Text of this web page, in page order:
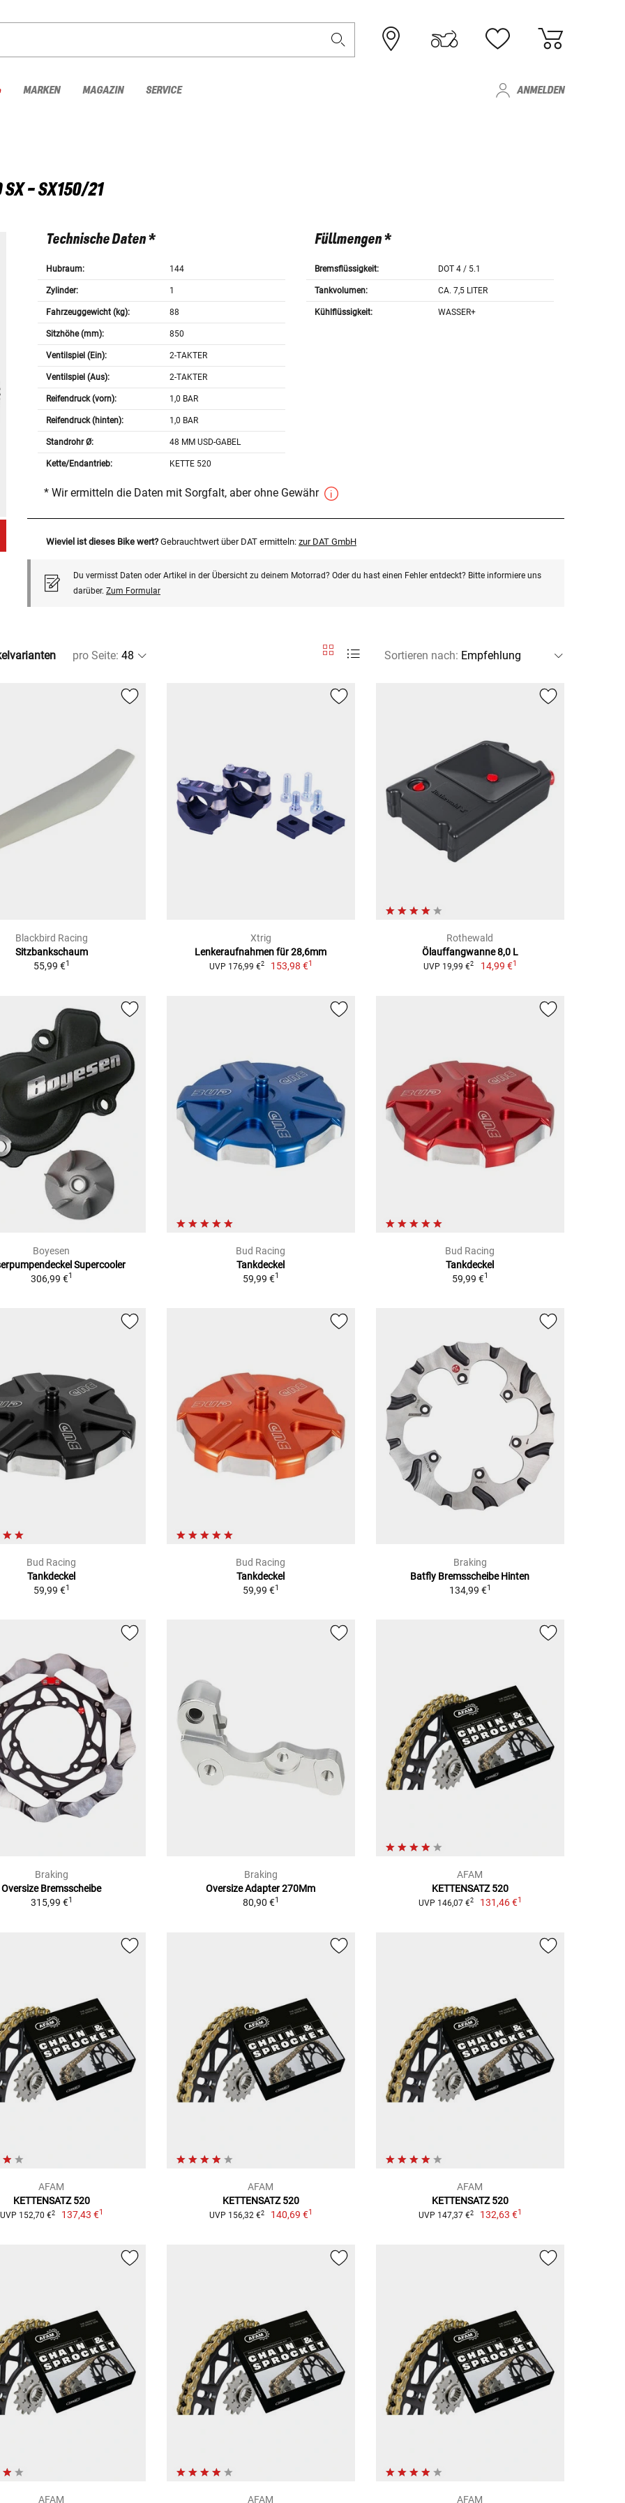
MARKEN MAGAZIN SERVICE ANMELDEN
SX - SX150/21
Technische Daten *
Hubraum: 144
Zylinder: 1
Fahrzeuggewicht (kg): 88
Sitzhöhe (mm): 850
Ventilspiel (Ein): 2-TAKTER
Ventilspiel (Aus): 2-TAKTER
Reifendruck (vorn): 1,0 BAR
Reifendruck (hinten): 1,0 BAR
Standrohr Ø: 48 MM USD-GABEL
Kette/Endantrieb: KETTE 520
Füllmengen *
Bremsflüssigkeit: DOT 4 / 5.1
Tankvolumen: CA. 7,5 LITER
Kühlflüssigkeit: WASSER+
* Wir ermitteln die Daten mit Sorgfalt, aber ohne Gewähr
Wieviel ist dieses Bike wert? Gebrauchtwert über DAT ermitteln: zur DAT GmbH
Du vermisst Daten oder Artikel in der Übersicht zu deinem Motorrad? Oder du hast einen Fehler entdeckt? Bitte informiere uns
darüber. Zum Formular
pro Seite: Sortieren nach:
Blackbird Racing
Sitzbankschaum
55,99 €1
Xtrig
Lenkeraufnahmen für 28,6mm
UVP 176,99 €2 153,98 €1
Rothewald
Ölauffangwanne 8,0 L
UVP 19,99 €2 14,99 €1
Boyesen
Supercooler
306,99 €1
Bud Racing
Tankdeckel
59,99 €1
Bud Racing
Tankdeckel
59,99 €1
Bud Racing
Tankdeckel
59,99 €1
Bud Racing
Tankdeckel
59,99 €1
Braking
Batfly Bremsscheibe Hinten
134,99 €1
Braking
Oversize Bremsscheibe
315,99 €1
Braking
Oversize Adapter 270Mm
80,90 €1
AFAM
KETTENSATZ 520
UVP 146,07 €2 131,46 €1
AFAM
KETTENSATZ 520
UVP 152,70 €2 137,43 €1
AFAM
KETTENSATZ 520
UVP 156,32 €2 140,69 €1
AFAM
KETTENSATZ 520
UVP 147,37 €2 132,63 €1
AFAM AFAM AFAM